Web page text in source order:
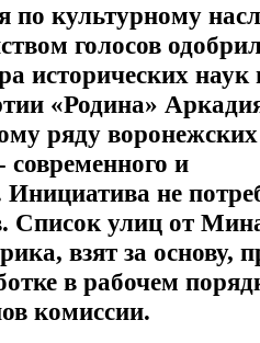
по культурному
голосов
исторических наук
«Родина»
ряду
и
не
Список улиц от
взят за основу,
в рабочем
комиссии.